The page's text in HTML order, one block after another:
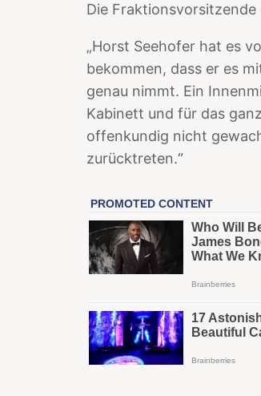
Die
„Horst Seehofer hat es
bekommen, dass er es
genau nimmt. Ein
Kabinett und für das
offenkundig nicht
zurücktreten.“